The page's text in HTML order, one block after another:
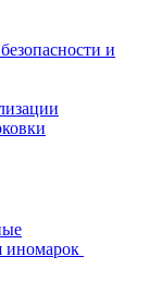
и
иномарок